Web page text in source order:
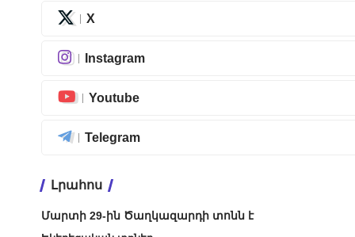
X
Instagram
Youtube
Telegram
Լրահոս
Մարտի 29-ին Ծաղկազարդի տոնն է